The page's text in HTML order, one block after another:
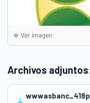
Ver imagen
Archivos